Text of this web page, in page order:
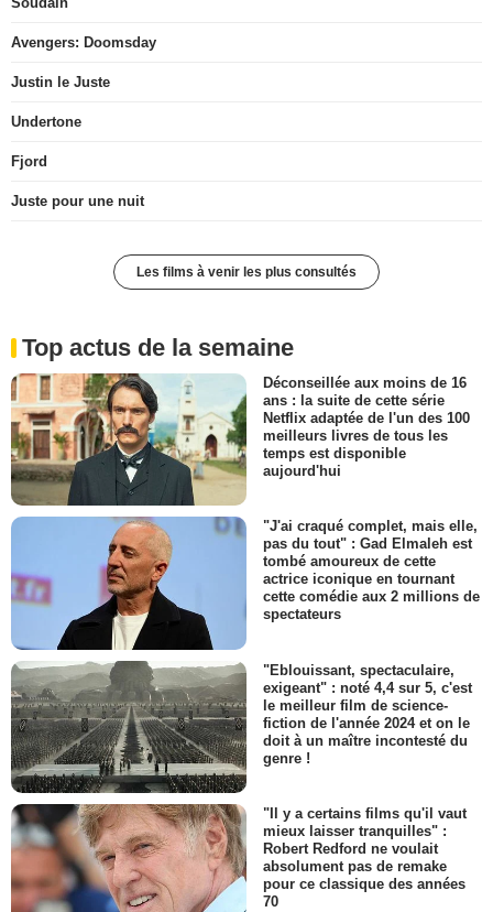
Avengers: Doomsday
Justin le Juste
Undertone
Fjord
Juste pour une nuit
Les films à venir les plus consultés
Top actus de la semaine
Déconseillée aux moins de 16
ans : la suite de cette série
Netflix adaptée de l'un des 100
meilleurs livres de tous les
temps est disponible
aujourd'hui
"J'ai craqué complet, mais elle,
pas du tout" : Gad Elmaleh est
tombé amoureux de cette
actrice iconique en tournant
cette comédie aux 2 millions de
spectateurs
"Eblouissant, spectaculaire,
exigeant" : noté 4,4 sur 5, c'est
le meilleur film de science-
fiction de l'année 2024 et on le
doit à un maître incontesté du
genre !
"Il y a certains films qu'il vaut
mieux laisser tranquilles" :
Robert Redford ne voulait
absolument pas de remake
pour ce classique des années
70